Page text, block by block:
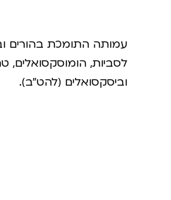
עמותה התומכת בהורים
לסביות, הומוסקסואלים,
וביסקסואלים (להט"ב).